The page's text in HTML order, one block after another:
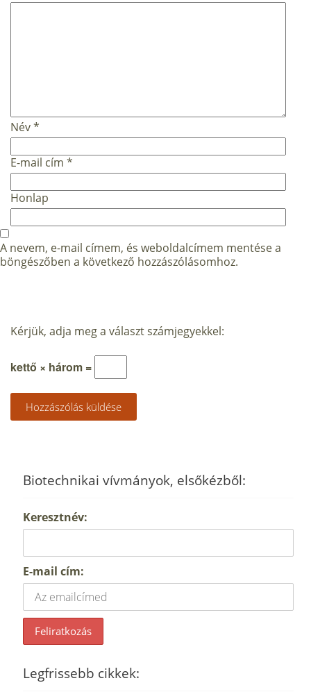
Név*
E-mail cím *
Honlap
A nevem, e-mail címem, és weboldalcímem mentése a
böngészőben a következő hozzászólásomhoz.
Kérjük, adja meg a választ számjegyekkel:
kettő × három =
Biotechnikai vívmányok, elsőkézből:
Keresztnév:
E-mail cím:
Legfrissebb cikkek: